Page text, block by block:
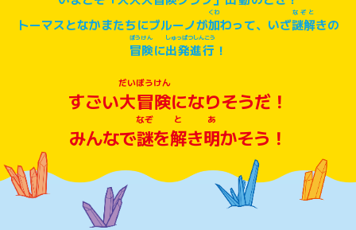
トーマスとなかまたちにブルーノが加
くわ
わって、いざ謎解
なぞと
きの
冒険
ぼうけん
に出発進行
しゅっぱつしんこう
！
すごい大冒険
だいぼうけん
になりそうだ！
みんなで謎
なぞ
を解
と
き明
あ
かそう！